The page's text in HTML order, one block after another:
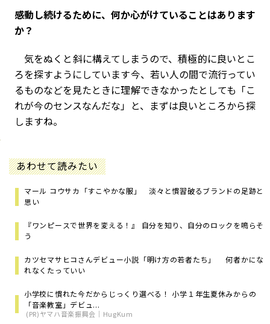
――感動し続けるために、何か心がけていることはあります
か？
気をぬくと斜に構えてしまうので、積極的に良いとこ
ろを探すようにしています今、若い人の間で流行ってい
るものなどを見たときに理解できなかったとしても「こ
れが今のセンスなんだな」と、まずは良いところから探
しますね。
あわせて読みたい
マール コウサカ「すこやかな服」 淡々と慣習破るブランドの足跡と
思い
『ワンピースで世界を変える！』 自分を知り、自分のロックを鳴らそ
う
カツセマサヒコさんデビュー小説「明け方の若者たち」 何者かにな
れなくたっていい
小学校に慣れた今だからじっくり選べる！ 小学１年生夏休みからの
「音楽教室」デビュ...
(PR)ヤマハ音楽振興会｜HugKum